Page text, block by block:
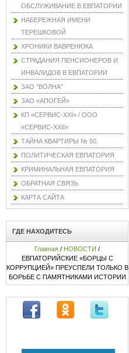
ОБСЛУЖИВАНИЕ В ЕВПАТОРИИ
НАБЕРЕЖНАЯ ИМЕНИ
ТЕРЕШКОВОЙ
ХРОНИКИ ВАВРЕНЮКА
СТРАДАНИЯ ПЕНСИОНЕРОВ И
ИНВАЛИДОВ В ЕВПАТОРИИ
ЗАО "ВОЛНА"
ЗАО «АПОГЕЙ»
КП «СЕРВИС-XXI» / ООО
«СЕРВИС-XXII»
ТАЙНА КВАРТИРЫ № 50.
ПОЛИТИЧЕСКАЯ ЕВПАТОРИЯ
КРИМИНАЛЬНАЯ ЕВПАТОРИЯ
ОБРАТНАЯ СВЯЗЬ
КАРТА САЙТА
ГДЕ НАХОДИТЕСЬ
Главная / НОВОСТИ /
ЕВПАТОРИЙСКИЕ «БОРЦЫ С
КОРРУПЦИЕЙ» ПРЕУСПЕЛИ ТОЛЬКО В
БОРЬБЕ С ПАМЯТНИКАМИ ИСТОРИИ